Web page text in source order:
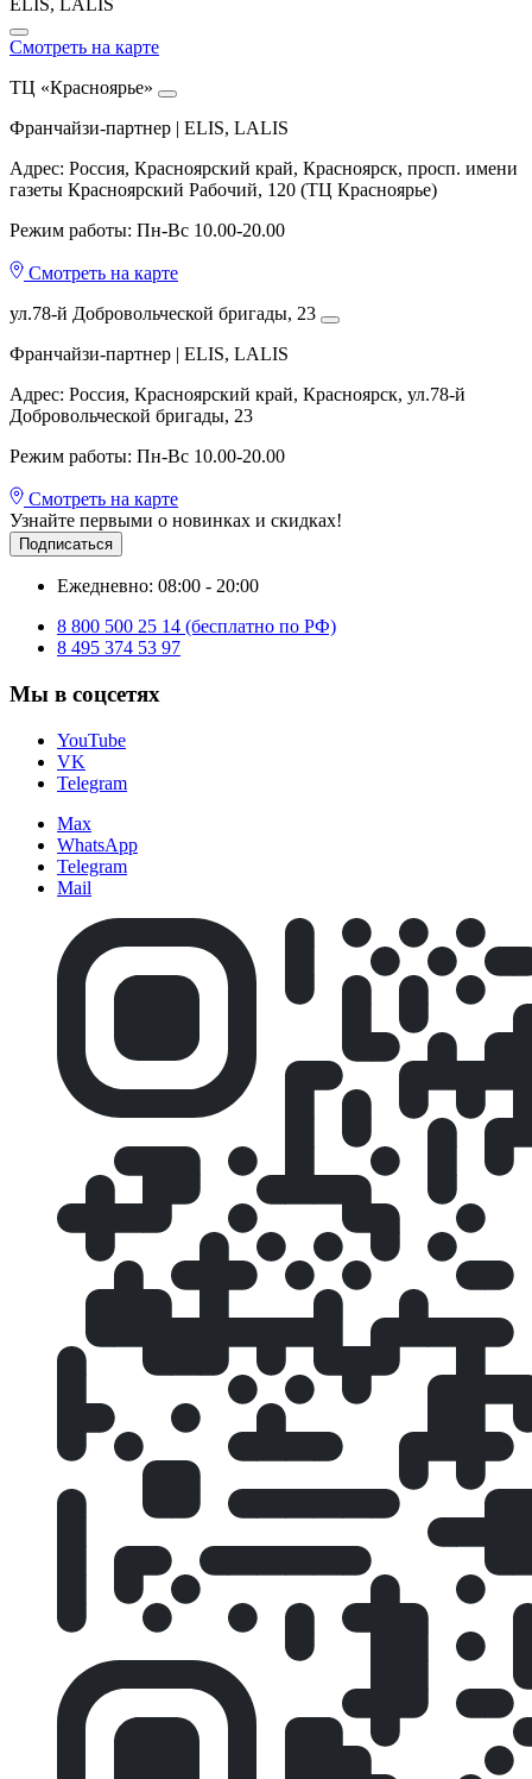
ELIS, LALIS
Смотреть на карте
ТЦ «Красноярье»
Франчайзи-партнер | ELIS, LALIS
Адрес: Россия, Красноярский край, Красноярск, просп. имени
газеты Красноярский Рабочий, 120 (ТЦ Красноярье)
Режим работы: Пн-Вс 10.00-20.00
Смотреть на карте
ул.78-й Добровольческой бригады, 23
Франчайзи-партнер | ELIS, LALIS
Адрес: Россия, Красноярский край, Красноярск, ул.78-й
Добровольческой бригады, 23
Режим работы: Пн-Вс 10.00-20.00
Смотреть на карте
Узнайте первыми о новинках и скидках!
Подписаться
Ежедневно: 08:00 - 20:00
8 800 500 25 14 (бесплатно по РФ)
8 495 374 53 97
Мы в соцсетях
YouTube
VK
Telegram
Max
WhatsApp
Telegram
Mail